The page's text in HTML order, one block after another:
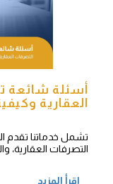
أسئلة شائعة
العقارية
تشمل خدماتنا تقدم
التصرفات العقارية،
اقرأ المزيد